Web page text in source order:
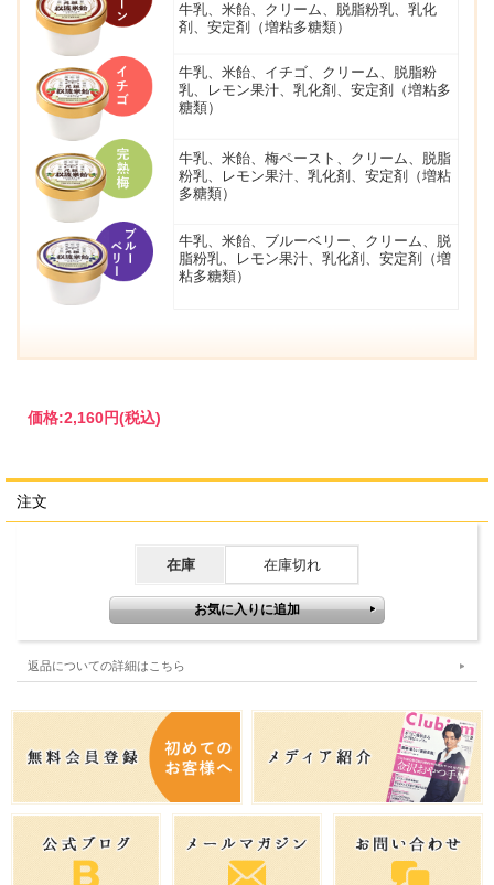
牛乳、米飴、クリーム、脱脂粉乳、乳化
剤、安定剤（増粘多糖類）
牛乳、米飴、イチゴ、クリーム、脱脂粉
乳、レモン果汁、乳化剤、安定剤（増粘多
糖類）
牛乳、米飴、梅ペースト、クリーム、脱脂
粉乳、レモン果汁、乳化剤、安定剤（増粘
多糖類）
牛乳、米飴、ブルーベリー、クリーム、脱
脂粉乳、レモン果汁、乳化剤、安定剤（増
粘多糖類）
価格:2,160円(税込)
注文
在庫 在庫切れ
返品についての詳細はこちら